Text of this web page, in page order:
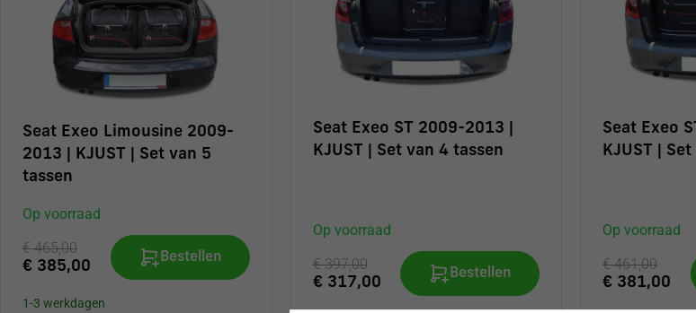
Seat Exeo Limousine 2009-
2013 | KJUST | Set van 5
tassen
Op voorraad
€ 465,00
€ 385,00
Bestellen
1-3 werkdagen
Seat Exeo ST 2009-2013 |
KJUST | Set van 4 tassen
Op voorraad
€ 397,00
€ 317,00
Bestellen
Seat Exeo
KJUST |
Op voorraad
€ 461,00
€ 381,00